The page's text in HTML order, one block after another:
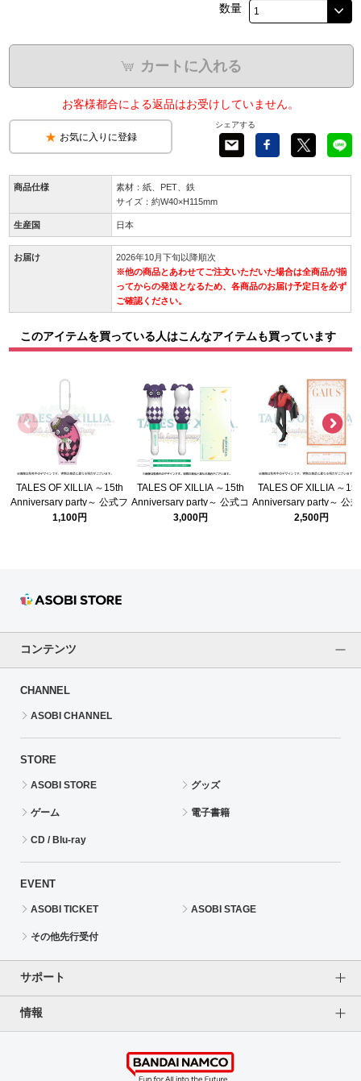
数量
カートに入れる
お客様都合による返品はお受けしていません。
お気に入りに登録
シェアする
商品仕様
素材：紙、PET、鉄
サイズ：約W40×H115mm
生産国 日本
お届け
2026年10月下旬以降順次
※他の商品とあわせてご注文いただいた場合は全商品が揃
ってからの発送となるため、各商品のお届け予定日を必ず
ご確認ください。
このアイテムを買っている人はこんなアイテムも買っています
TALES OF XILLIA ～15th
Anniversary party～ 公式フ
ローティングチャーム
1,100円
TALES OF XILLIA ～15th
Anniversary party～ 公式コ
ンサートライト
3,000円
TALES OF XILLIA ～
Anniversary party～ 公
クリルスタンド(エクシ
2,500円
コンテンツ
CHANNEL
ASOBI CHANNEL
STORE
ASOBI STORE グッズ
ゲーム 電子書籍
CD / Blu-ray
EVENT
ASOBI TICKET ASOBI STAGE
その他先行受付
サポート
よくあるご質問（FAQ）
情報
個人情報保護方針